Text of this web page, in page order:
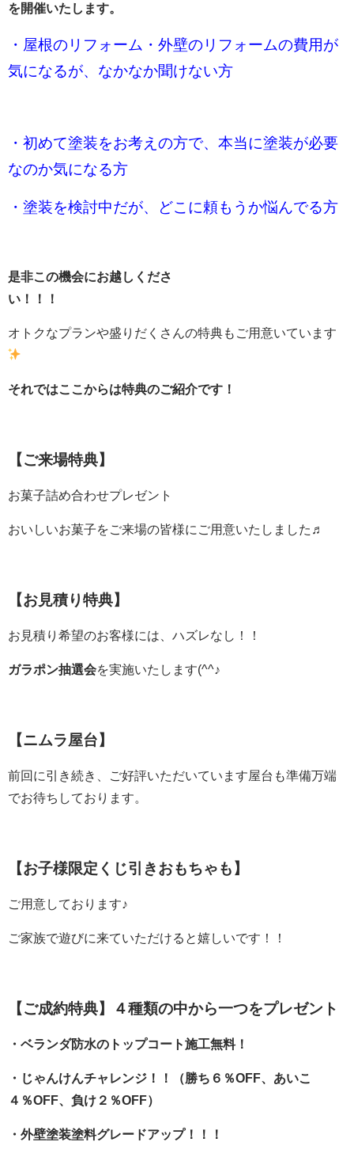
を開催いたします。
・屋根のリフォーム・外壁のリフォームの費用が
気になるが、なかなか聞けない方
・初めて塗装をお考えの方で、本当に塗装が必要
なのか気になる方
・塗装を検討中だが、どこに頼もうか悩んでる方
是非この機会にお越しくださ
い！！！
オトクなプランや盛りだくさんの特典もご用意いています
それではここからは特典のご紹介です！
【ご来場特典】
お菓子詰め合わせプレゼント
おいしいお菓子をご来場の皆様にご用意いたしました♬
【お見積り特典】
お見積り希望のお客様には、ハズレなし！！
ガラポン抽選会を実施いたします(^^♪
【ニムラ屋台】
前回に引き続き、ご好評いただいています屋台も準備万端
でお待ちしております。
【お子様限定くじ引きおもちゃも】
ご用意しております♪
ご家族で遊びに来ていただけると嬉しいです！！
【ご成約特典】４種類の中から一つをプレゼント
・ベランダ防水のトップコート施工無料！
・じゃんけんチャレンジ！！（勝ち６％OFF、あいこ
４％OFF、負け２％OFF）
・外壁塗装塗料グレードアップ！！！